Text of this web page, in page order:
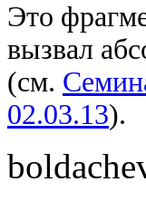
Это
вызвал
(см.
02.03.13).